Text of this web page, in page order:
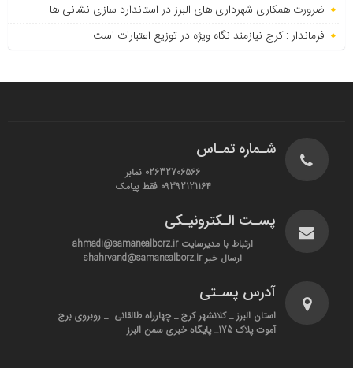
ضرورت همکاری شهرداری های البرز در استاندارد سازی نشانی ها
فرماندار : کرج نیازمند نگاه ویژه در توزیع اعتبارات است
شـماره تمـاس
02632706566 نمابر
09392121164 فقط پیامک
پسـت الـکترونیـکی
ارتباط با مدیرسایت ahmadi@samanealborz.ir
ارسال خبر shahrvand@samanealborz.ir
آدرس پسـتی
استان البرز _ کلانشهر کرج _ چهارراه طالقانی _ روبروی برج
آموت پلاک 175_ پایگاه خبری سمن البرز